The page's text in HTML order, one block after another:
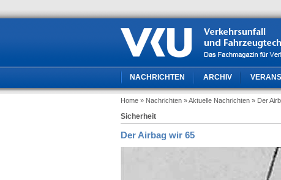
NACHRICHTEN ARCHIV
Home » Nachrichten » Aktuelle Nachrichten » Der
Sicherheit
Der Airbag wir 65